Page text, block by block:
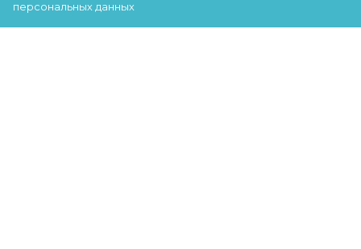
персональных данных